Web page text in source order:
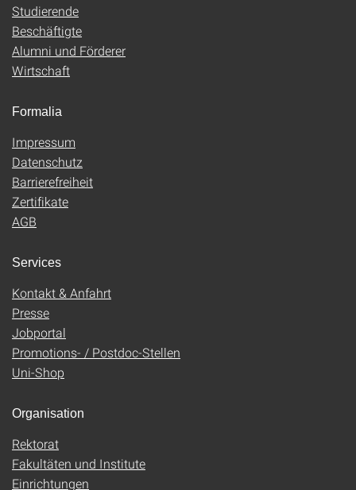
Studierende
Beschäftigte
Alumni und Förderer
Wirtschaft
Formalia
Impressum
Datenschutz
Barrierefreiheit
Zertifikate
AGB
Services
Kontakt & Anfahrt
Presse
Jobportal
Promotions- / Postdoc-Stellen
Uni-Shop
Organisation
Rektorat
Fakultäten und Institute
Einrichtungen